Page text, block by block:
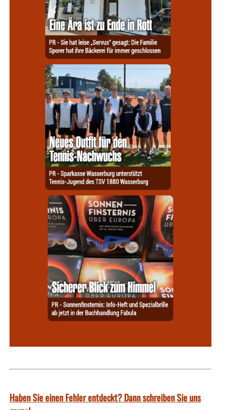
Haben Sie einen Fehler entdeckt? Dann schreiben Sie uns